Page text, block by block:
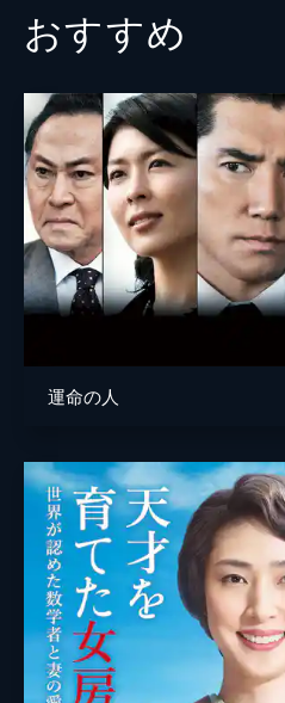
後藤新平
本村
西田仲右衛門
ナレーション
脚本
原作
音楽
おすすめ
運命の人